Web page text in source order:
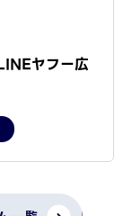
ヤフー広